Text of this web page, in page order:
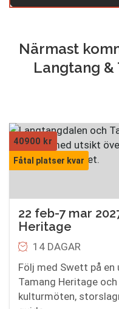
Närmast
Langtang
40900 kr
Fåtal platser kvar
22 feb-7 mar
Heritage
14 DAGAR
Följ med Swett på en
Tamang Heritage
kulturmöten,